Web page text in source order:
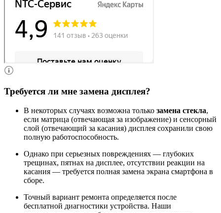
Требуется ли мне замена дисплея?
В некоторых случаях возможна только замена стекла,
если матрица (отвечающая за изображение) и сенсорный
слой (отвечающий за касания) дисплея сохранили свою
полную работоспособность.
Однако при серьезных повреждениях — глубоких
трещинах, пятнах на дисплее, отсутствии реакции на
касания — требуется полная замена экрана смартфона в
сборе.
Точный вариант ремонта определяется после
бесплатной диагностики устройства. Наши